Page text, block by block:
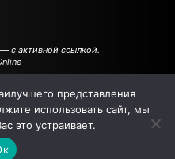
с активной ссылкой.
РЕКЛАМА НА САЙТЕ
представления
использовать сайт, мы
это устраивает.